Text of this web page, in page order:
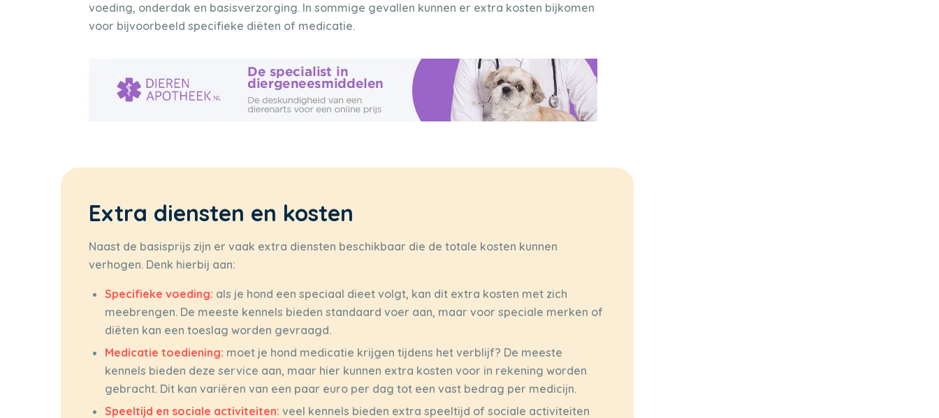
voeding, onderdak en basisverzorging. In sommige gevallen kunnen er extra kosten bijkomen
voor bijvoorbeeld specifieke diëten of medicatie.
Extra diensten en kosten
Naast de basisprijs zijn er vaak extra diensten beschikbaar die de totale kosten kunnen
verhogen. Denk hierbij aan:
Specifieke voeding: als je hond een speciaal dieet volgt, kan dit extra kosten met zich
meebrengen. De meeste kennels bieden standaard voer aan, maar voor speciale merken of
diëten kan een toeslag worden gevraagd.
Medicatie toediening: moet je hond medicatie krijgen tijdens het verblijf? De meeste
kennels bieden deze service aan, maar hier kunnen extra kosten voor in rekening worden
gebracht. Dit kan variëren van een paar euro per dag tot een vast bedrag per medicijn.
Speeltijd en sociale activiteiten: veel kennels bieden extra speeltijd of sociale activiteiten